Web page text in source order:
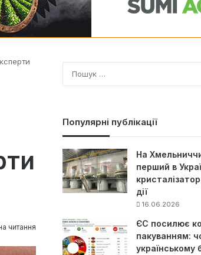
читання
Популярні публікації
На
перший в
дії
16.06.2026
ЄС посилює
пакуванням:
українському